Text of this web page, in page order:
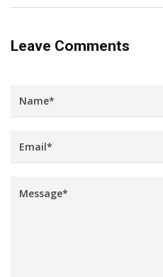
Leave Comments